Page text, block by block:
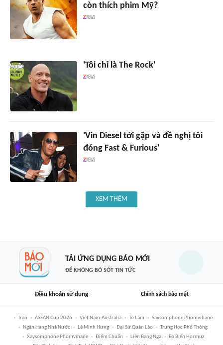
còn thích phim Mỹ?
'Tôi chỉ là The Rock'
'Vin Diesel tới gặp và đề nghị tôi
đóng Fast & Furious'
XEM THÊM
TẢI ỨNG DỤNG BÁO MỚI
ĐỂ KHÔNG BỎ SÓT TIN TỨC
Điều khoản sử dụng Chính sách bảo mật
Iran ASEAN Cup 2026 Việt Nam-Australia Tô Lâm
Saysomphone Phomvihane
Ngân Hàng Nhà Nước
Lê Minh Hưng Đại Sứ Quán Lào
Trung Học Phổ Thông
Xaysomphone Phomvihane
Điểm Chuẩn Liên Bang Nga
Eo Biển Hormuz